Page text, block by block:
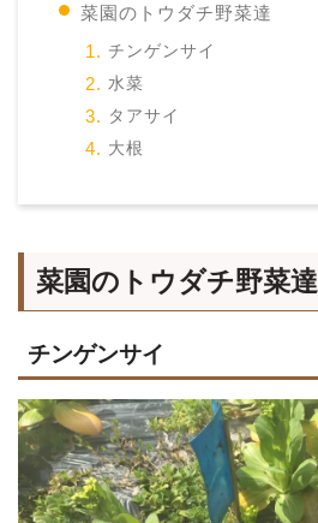
菜園のトウダチ野菜達
チンゲンサイ
水菜
タアサイ
大根
菜園のトウダチ野菜達
チンゲンサイ